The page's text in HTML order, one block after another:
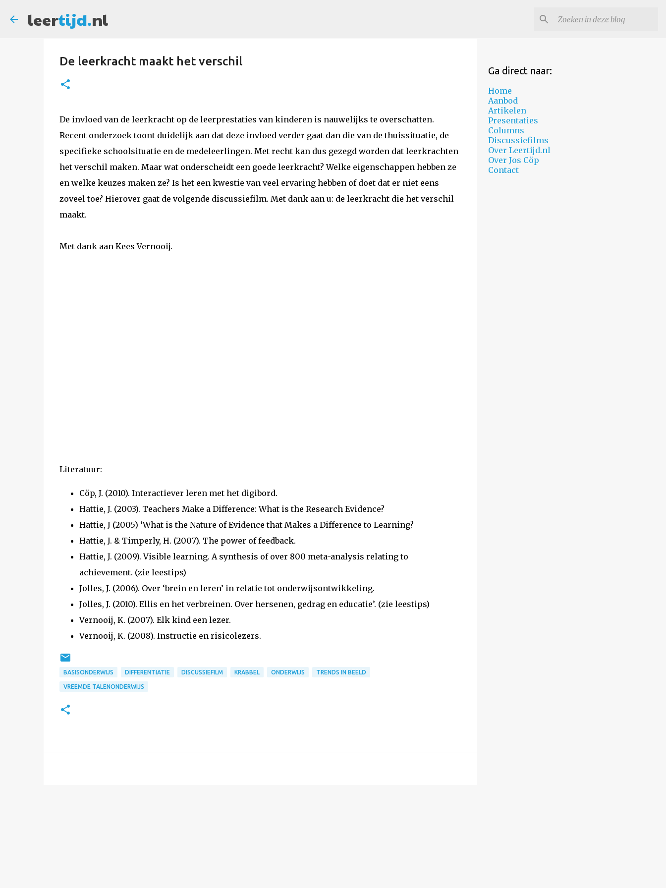
leertijd.nl
De leerkracht maakt het verschil
De invloed van de leerkracht op de leerprestaties van kinderen is nauwelijks te overschatten.
Recent onderzoek toont duidelijk aan dat deze invloed verder gaat dan die van de thuissituatie, de
specifieke schoolsituatie en de medeleerlingen. Met recht kan dus gezegd worden dat leerkrachten
het verschil maken. Maar wat onderscheidt een goede leerkracht? Welke eigenschappen hebben ze
en welke keuzes maken ze? Is het een kwestie van veel ervaring hebben of doet dat er niet eens
zoveel toe? Hierover gaat de volgende discussiefilm. Met dank aan u: de leerkracht die het verschil
maakt.
Met dank aan Kees Vernooij.
Literatuur:
Cöp, J. (2010). Interactiever leren met het digibord.
Hattie, J. (2003). Teachers Make a Difference: What is the Research Evidence?
Hattie, J (2005) ‘What is the Nature of Evidence that Makes a Difference to Learning?
Hattie, J. & Timperly, H. (2007). The power of feedback.
Hattie, J. (2009). Visible learning. A synthesis of over 800 meta-analysis relating to
achievement. (zie leestips)
Jolles, J. (2006). Over ‘brein en leren’ in relatie tot onderwijsontwikkeling.
Jolles, J. (2010). Ellis en het verbreinen. Over hersenen, gedrag en educatie’. (zie leestips)
Vernooij, K. (2007). Elk kind een lezer.
Vernooij, K. (2008). Instructie en risicolezers.
BASISONDERWIJS DIFFERENTIATIE DISCUSSIEFILM KRABBEL ONDERWIJS TRENDS IN BEELD
VREEMDE TALENONDERWIJS
Ga direct naar:
Home
Aanbod
Artikelen
Presentaties
Columns
Discussiefilms
Over Leertijd.nl
Over Jos Cöp
Contact